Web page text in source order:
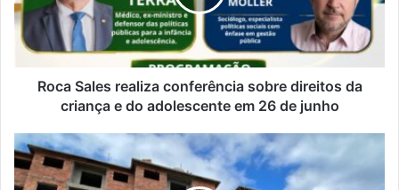
direitos
da
criança
e
adolescente
26
de
junho
Roca Sales realiza conferência sobre direitos da
criança e do adolescente em 26 de junho
Encantado
terá
50